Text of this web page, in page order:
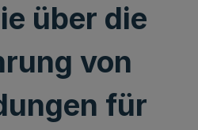
über die
von
für